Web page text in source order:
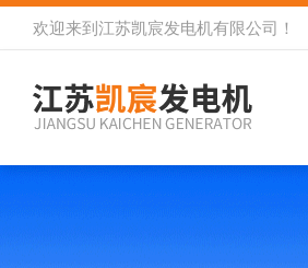
欢迎来到 江苏凯宸发电机有限公司 ！